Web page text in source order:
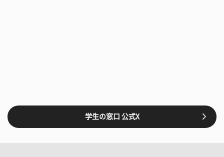
学生の窓口 公式X